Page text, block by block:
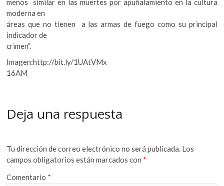
menos similar en las muertes por apuñalamiento en la cultura
moderna en
áreas que no tienen a las armas de fuego como su principal
indicador de
crimen”.
Imagen:http://bit.ly/1UAtVMx
16AM
Deja una respuesta
Tu dirección de correo electrónico no será publicada. Los
campos obligatorios están marcados con *
Comentario *